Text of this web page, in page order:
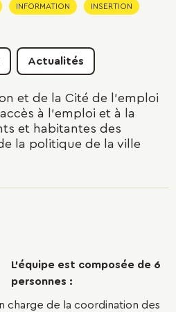
INFORMATION INSERTION
Actualités
et de la Cité de l'emploi
à l'emploi et à la
et habitantes des
la politique de la ville
L'équipe est composée de 6
personnes :
charge de la coordination des